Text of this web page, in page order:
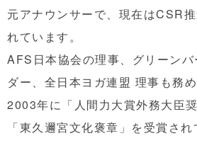
元アナウンサーで、現在はCSR
れています。
AFS日本協会の理事、グリーンバ
ダー、全日本ヨガ連盟 理事も務め
2003年に「人間力大賞外務大臣
「東久邇宮文化褒章」を受賞され